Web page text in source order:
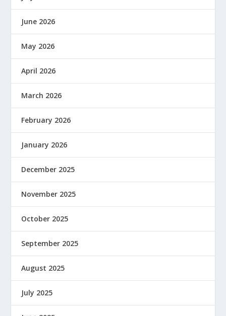
June 2026
May 2026
April 2026
March 2026
February 2026
January 2026
December 2025
November 2025
October 2025
September 2025
August 2025
July 2025